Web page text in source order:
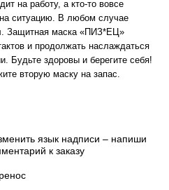
на работу, а кто-то вовсе
ситуацию. В любом случае
Защитная маска «ПИЗ*ЕЦ»
и продолжать наслаждаться
Будьте здоровы и берегите себя!
вторую маску на запас.
язык надписи – напиши
к заказу